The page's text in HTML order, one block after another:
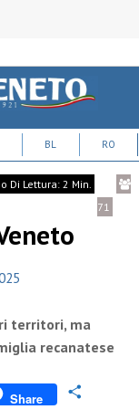
BL RO
Di Lettura: 2 Min.
71
territori, ma
recanatese
Share